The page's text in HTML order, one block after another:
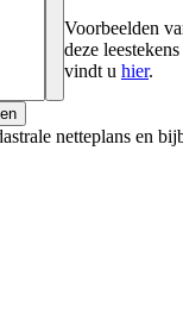
Voorbeelden
deze
vindt u hier.
netteplans en